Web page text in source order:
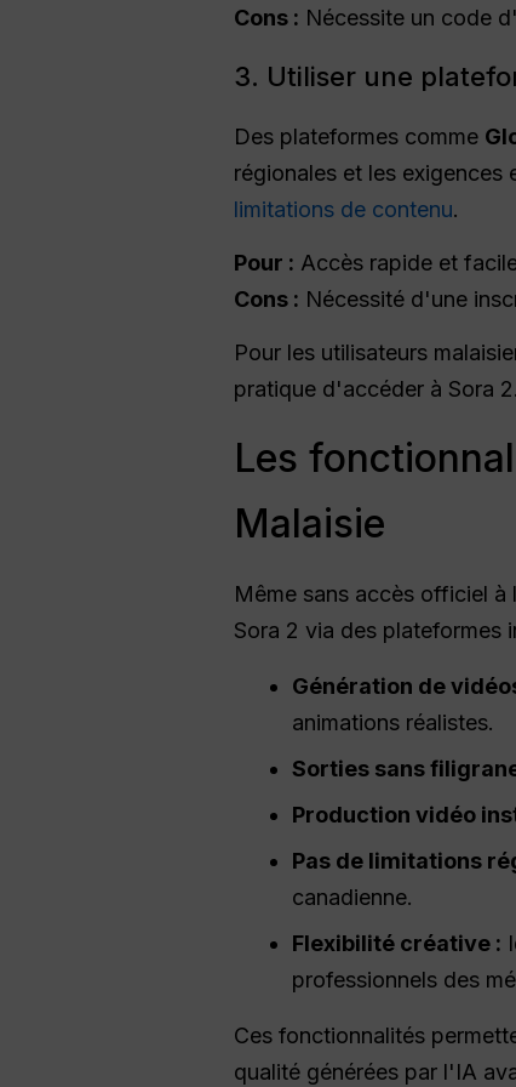
Cons : Nécessite un code
3. Utiliser une
Des plateformes comme
régionales et les
limitations de contenu.
Pour : Accès rapide et
Cons : Nécessité d'une
Pour les utilisateurs
pratique d'accéder à Sora 2.
Les
Malaisie
Même sans accès officiel
Sora 2 via des plateformes
Génération de
animations réalistes.
Sorties sans
Production vidéo
Pas de limitations
canadienne.
Flexibilité créative :
professionnels des
Ces fonctionnalités
qualité générées par l'IA